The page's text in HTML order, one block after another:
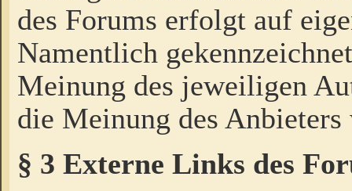
des Forums erfolgt auf
Namentlich
Meinung des jeweiligen
die Meinung des Anbieters
§ 3 Externe Links des